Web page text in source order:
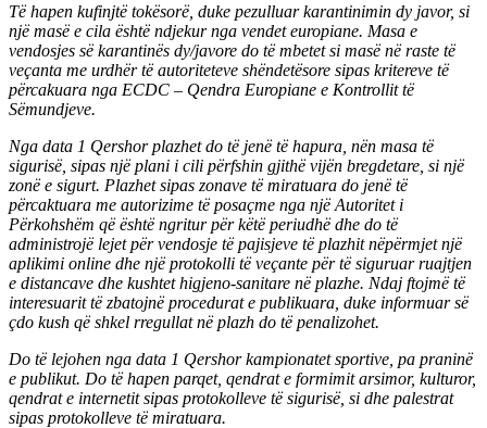
Të hapen kufinjtë tokësorë, duke pezulluar karantinimin dy javor, si
një masë e cila është ndjekur nga vendet europiane. Masa e
vendosjes së karantinës dy/javore do të mbetet si masë në raste të
veçanta me urdhër të autoriteteve shëndetësore sipas kritereve të
përcakuara nga ECDC – Qendra Europiane e Kontrollit të
Sëmundjeve.
Nga data 1 Qershor plazhet do të jenë të hapura, nën masa të
sigurisë, sipas një plani i cili përfshin gjithë vijën bregdetare, si një
zonë e sigurt. Plazhet sipas zonave të miratuara do jenë të
përcaktuara me autorizime të posaçme nga një Autoritet i
Përkohshëm që është ngritur për këtë periudhë dhe do të
administrojë lejet për vendosje të pajisjeve të plazhit nëpërmjet një
aplikimi online dhe një protokolli të veçante për të siguruar ruajtjen
e distancave dhe kushtet higjeno-sanitare në plazhe. Ndaj ftojmë të
interesuarit të zbatojnë procedurat e publikuara, duke informuar së
çdo kush që shkel rregullat në plazh do të penalizohet.
Do të lejohen nga data 1 Qershor kampionatet sportive, pa praninë
e publikut. Do të hapen parqet, qendrat e formimit arsimor, kulturor,
qendrat e internetit sipas protokolleve të sigurisë, si dhe palestrat
sipas protokolleve të miratuara.